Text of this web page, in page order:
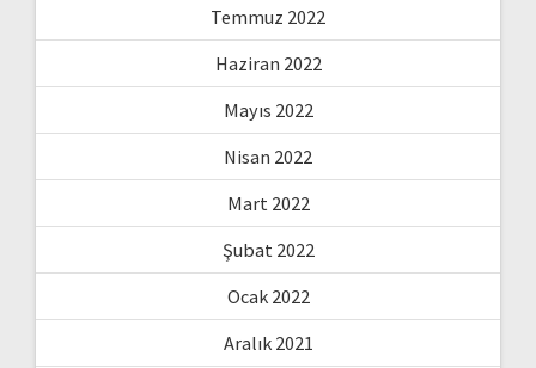
Temmuz 2022
Haziran 2022
Mayıs 2022
Nisan 2022
Mart 2022
Şubat 2022
Ocak 2022
Aralık 2021